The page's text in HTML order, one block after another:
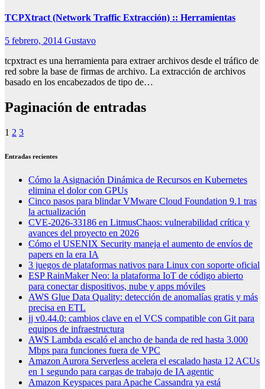
TCPXtract (Network Traffic Extracción) :: Herramientas
5 febrero, 2014 Gustavo
tcpxtract es una herramienta para extraer archivos desde el tráfico de
red sobre la base de firmas de archivo. La extracción de archivos
basado en los encabezados de tipo de…
Paginación de entradas
1 2 3
Entradas recientes
Cómo la Asignación Dinámica de Recursos en Kubernetes
elimina el dolor con GPUs
Cinco pasos para blindar VMware Cloud Foundation 9.1 tras
la actualización
CVE-2026-33186 en LitmusChaos: vulnerabilidad crítica y
avances del proyecto en 2026
Cómo el USENIX Security maneja el aumento de envíos de
papers en la era IA
3 juegos de plataformas nativos para Linux con soporte oficial
ESP RainMaker Neo: la plataforma IoT de código abierto
para conectar dispositivos, nube y apps móviles
AWS Glue Data Quality: detección de anomalías gratis y más
precisa en ETL
jj v0.44.0: cambios clave en el VCS compatible con Git para
equipos de infraestructura
AWS Lambda escaló el ancho de banda de red hasta 3.000
Mbps para funciones fuera de VPC
Amazon Aurora Serverless acelera el escalado hasta 12 ACUs
en 1 segundo para cargas de trabajo de IA agentic
Amazon Keyspaces para Apache Cassandra ya está